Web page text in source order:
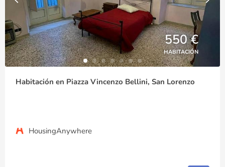
550 €
HABITACIÓN
Habitación en Piazza Vincenzo Bellini, San Lorenzo
HousingAnywhere